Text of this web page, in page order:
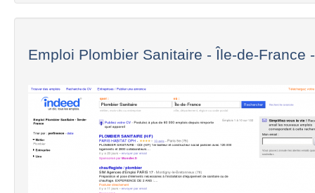
Emploi Plombier Sanitaire - Île-de-France